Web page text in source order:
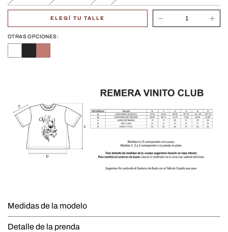
ELEGÍ TU TALLE
OTRAS OPCIONES:
Medidas de la modelo
Detalle de la prenda